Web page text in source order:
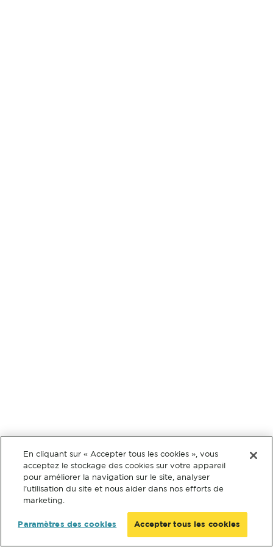
En cliquant sur « Accepter tous les cookies », vous
acceptez le stockage des cookies sur votre appareil
pour améliorer la navigation sur le site, analyser
l’utilisation du site et nous aider dans nos efforts de
marketing.
Paramètres des cookies Accepter tous les cookies